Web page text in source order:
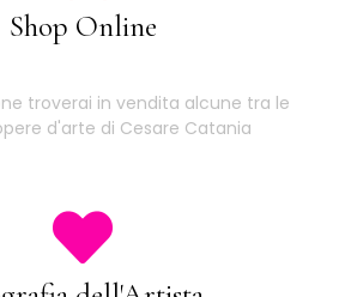
Shop Online
troverai in vendita alcune tra le
d'arte di Cesare Catania